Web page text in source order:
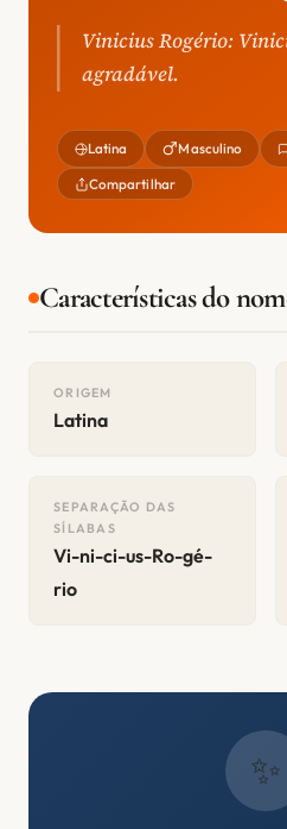
Vinicius Rogério:
agradável.
Latina Masculino
Compartilhar
Características do
ORIGEM
Latina
SEPARAÇÃO DAS
SÍLABAS
Vi-ni-ci-us-Ro-gé-
rio
✨